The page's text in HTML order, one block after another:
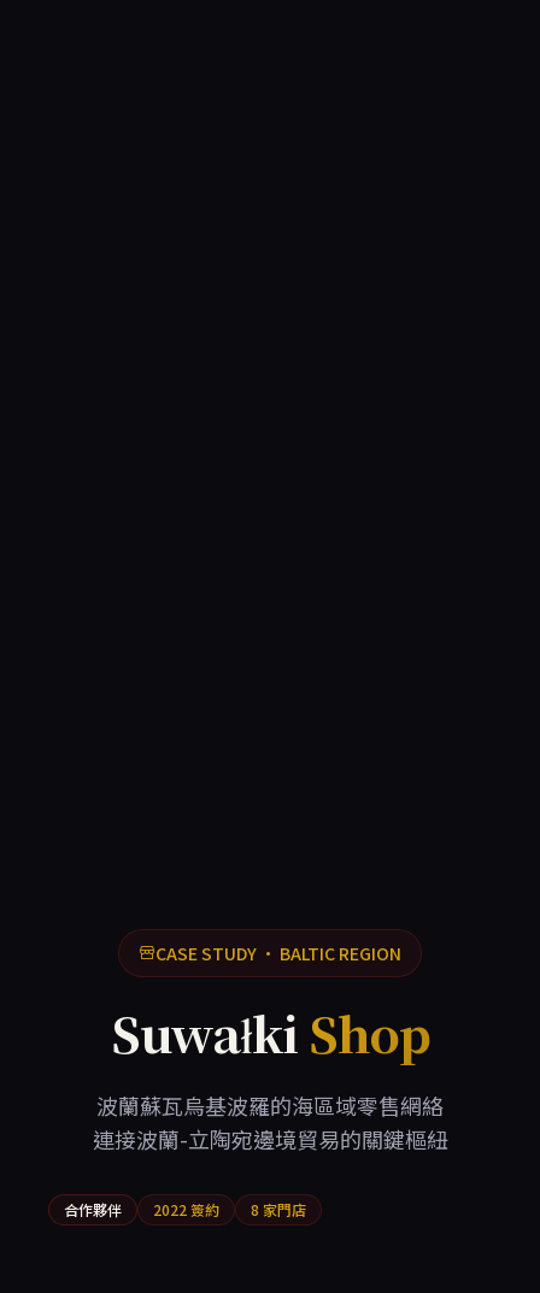
CASE STUDY · BALTIC REGION
Suwałki Shop
波蘭蘇瓦烏基波羅的海區域零售網絡
連接波蘭-立陶宛邊境貿易的關鍵樞紐
合作夥伴 2022 簽約 8 家門店